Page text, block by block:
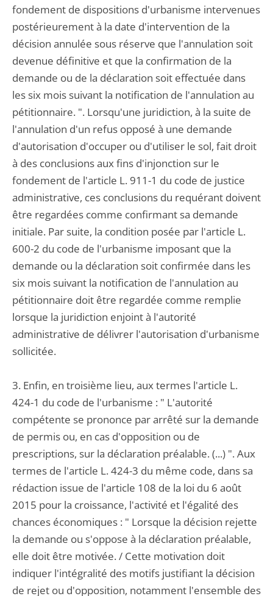
fondement de dispositions d'urbanisme intervenues
postérieurement à la date d'intervention de la
décision annulée sous réserve que l'annulation soit
devenue définitive et que la confirmation de la
demande ou de la déclaration soit effectuée dans
les six mois suivant la notification de l'annulation au
pétitionnaire. ". Lorsqu'une juridiction, à la suite de
l'annulation d'un refus opposé à une demande
d'autorisation d'occuper ou d'utiliser le sol, fait droit
à des conclusions aux fins d'injonction sur le
fondement de l'article L. 911-1 du code de justice
administrative, ces conclusions du requérant doivent
être regardées comme confirmant sa demande
initiale. Par suite, la condition posée par l'article L.
600-2 du code de l'urbanisme imposant que la
demande ou la déclaration soit confirmée dans les
six mois suivant la notification de l'annulation au
pétitionnaire doit être regardée comme remplie
lorsque la juridiction enjoint à l'autorité
administrative de délivrer l'autorisation d'urbanisme
sollicitée.
3. Enfin, en troisième lieu, aux termes l'article L.
424-1 du code de l'urbanisme : " L'autorité
compétente se prononce par arrêté sur la demande
de permis ou, en cas d'opposition ou de
prescriptions, sur la déclaration préalable. (...) ". Aux
termes de l'article L. 424-3 du même code, dans sa
rédaction issue de l'article 108 de la loi du 6 août
2015 pour la croissance, l'activité et l'égalité des
chances économiques : " Lorsque la décision rejette
la demande ou s'oppose à la déclaration préalable,
elle doit être motivée. / Cette motivation doit
indiquer l'intégralité des motifs justifiant la décision
de rejet ou d'opposition, notamment l'ensemble des